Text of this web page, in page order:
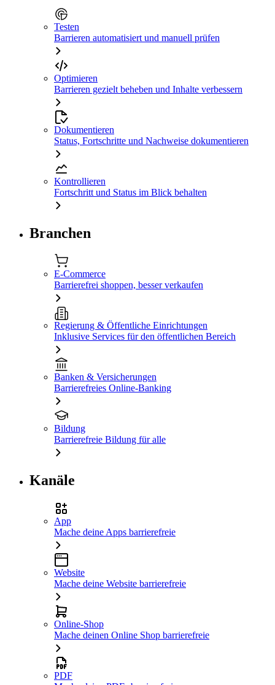
Testen
Barrieren automatisiert und manuell prüfen
Optimieren
Barrieren gezielt beheben und Inhalte verbessern
Dokumentieren
Status, Fortschritte und Nachweise dokumentieren
Kontrollieren
Fortschritt und Status im Blick behalten
Branchen
E-Commerce
Barrierefrei shoppen, besser verkaufen
Regierung & Öffentliche Einrichtungen
Inklusive Services für den öffentlichen Bereich
Banken & Versicherungen
Barrierefreies Online-Banking
Bildung
Barrierefreie Bildung für alle
Kanäle
App
Mache deine Apps barrierefreie
Website
Mache deine Website barrierefreie
Online-Shop
Mache deinen Online Shop barrierefreie
PDF